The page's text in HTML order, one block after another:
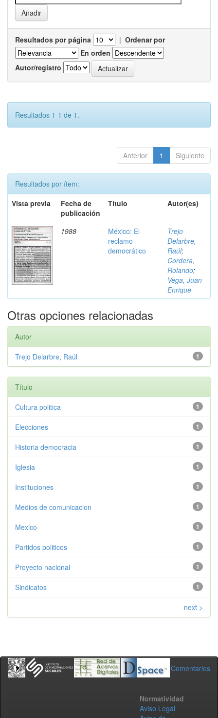
Resultados por página | Ordenar por
En orden
Autor/registro
Resultados 1-1 de 1.
Anterior 1 Siguiente
Resultados por ítem:
Vista previa
Fecha de
publicación
Título Autor(es)
1988
México: El
reclamo
democrático
Trejo
Delarbre,
Raúl;
Cordera,
Rolando;
Vega, Juan
Enrique
Otras opciones relacionadas
Autor
1
Trejo Delarbre, Raúl
Título
1
Cultura politica
1
Elecciones
1
Historia democracia
1
Iglesia
1
Instituciones
1
Medios de comunicacion
1
Mexico
1
Partidos politicos
1
Proyecto nacional
1
Sindicatos
next >
Comentarios
Normatividad
Aviso Legal